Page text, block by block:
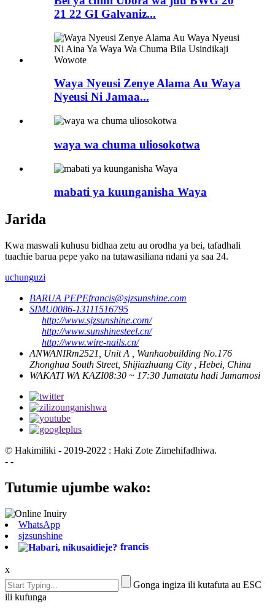
21 22 GI Galvaniz...
Waya Nyeusi Zenye Alama Au Waya
Nyeusi Ni Jamaa...
waya wa chuma uliosokotwa
mabati ya kuunganisha Waya
Jarida
Kwa maswali kuhusu bidhaa zetu au orodha ya bei, tafadhali
tuachie barua pepe yako na tutawasiliana ndani ya saa 24.
uchunguzi
BARUA PEPEfrancis@sjzsunshine.com
SIMU0086-13111516795
http://www.sjzsunshine.com/
http://www.sunshinesteel.cn/
http://www.wire-nails.cn/
ANWANIRm2521, Unit A , Wanhaobuilding No.176
Zhonghua South Street, Shijiazhuang City , Hebei, China
WAKATI WA KAZI08:30 ~ 17:30 Jumatatu hadi Jumamosi
© Hakimiliki - 2019-2022 : Haki Zote Zimehifadhiwa.
- -
Tutumie ujumbe wako:
WhatsApp
sjzsunshine
francis
x
Gonga ingiza ili kutafuta au ESC
ili kufunga